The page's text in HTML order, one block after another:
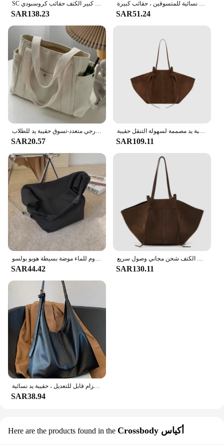
SC نساء جلد البقر الطبيعي المتشرد حقائب بوهو نمط ريترو الشرابة المحافظ جلد طبيعي المرقعة كبير الكتف حقائب كروسبودي
SAR138.23
حقائب كروس مبطنة للنساء ، حقيبة كتف لينغي من النايلون ، حقائب يد بحزام عريض ، هوبوس مبطن ، حقائب يد نسائية للمتسوقين ، حقائب كبيرة
SAR51.24
حقيبة نسائية من القماش بسعة كبيرة بسحاب جيب خارجي متعدد-تسوق حقيبة يد للطلاب
SAR20.57
خريف/شتاء موضة جديدة من جلد الغزال خمر الجناح حقيبة سعة كبيرة واحدة حقيبة يد مصممة لسهولة التنقل حقيبة
SAR109.11
حقائب كبيرة من النايلون بلون نقي للنساء 2021 حقيبة تسوق كتف جديدة حقائب يد من القماش المقاوم للماء موضة بسيطة هوبو بولسو
SAR44.42
قطاع جلد الغزال الصناعي حمل الحقائب للنساء حقيبة يد ومحافظ فاخرة 2024 جديدة في خمر ذات سعة كبيرة للتنقل تحت الإبط الكتف شحن مجاني وصول سريع
SAR130.11
حقيبة حمل عصرية للنساء ، ديكور مشبك ذهبي بسيط ، حقيبة كتف بحزام قابل للتعديل ، حقيبة يد نسائية
SAR38.94
Here are the products found in the Crossbody أكياس